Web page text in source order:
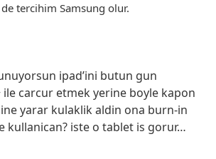
tercihim Samsung olur.
ipad’ini butun gun
carcur etmek yerine boyle kapon
yarar kulaklik aldin ona burn-in
kullanican? iste o tablet is gorur…